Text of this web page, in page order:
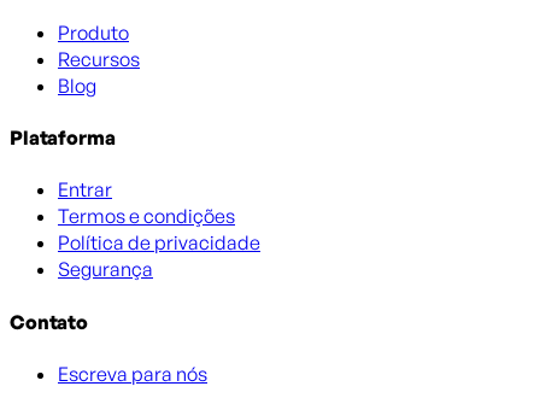
Produto
Recursos
Blog
Plataforma
Entrar
Termos e condições
Política de privacidade
Segurança
Contato
Escreva para nós